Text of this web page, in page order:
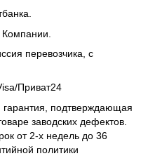
перевозчика, с
Приват24
гарантия, подтверждающая
заводских дефектов.
от 2-х недель до 36
политики